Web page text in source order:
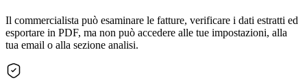
Il commercialista può esaminare le fatture, verificare i dati estratti ed
esportare in PDF, ma non può accedere alle tue impostazioni, alla
tua email o alla sezione analisi.